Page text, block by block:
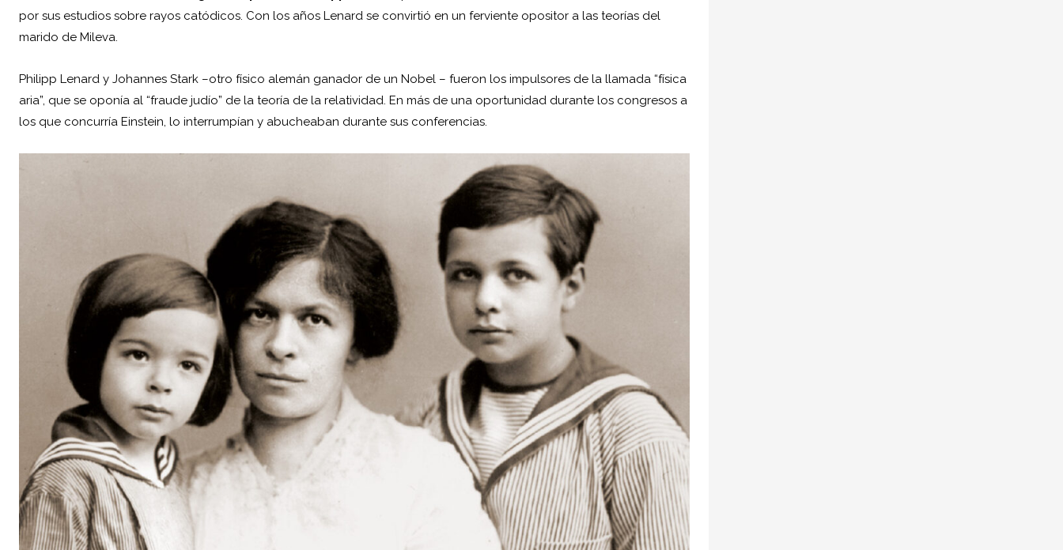
por sus estudios sobre rayos catódicos. Con los años Lenard se convirtió en un ferviente opositor a las teorías del
marido de Mileva.
Philipp Lenard y Johannes Stark –otro físico alemán ganador de un Nobel – fueron los impulsores de la llamada “física
aria”, que se oponía al “fraude judío” de la teoría de la relatividad. En más de una oportunidad durante los congresos a
los que concurría Einstein, lo interrumpían y abucheaban durante sus conferencias.